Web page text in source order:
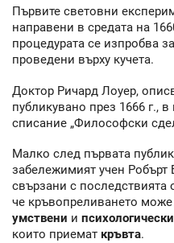
Първите световни
направени в средата на
процедурата се изпробва
проведени върху кучета.
Доктор Ричард Лоуер,
публикувано през 1666 г.,
списание „Философски
Малко след първата
забележимият учен
свързани с последствията
че кръвопреливането
умствени и психологически
които приемат кръвта.